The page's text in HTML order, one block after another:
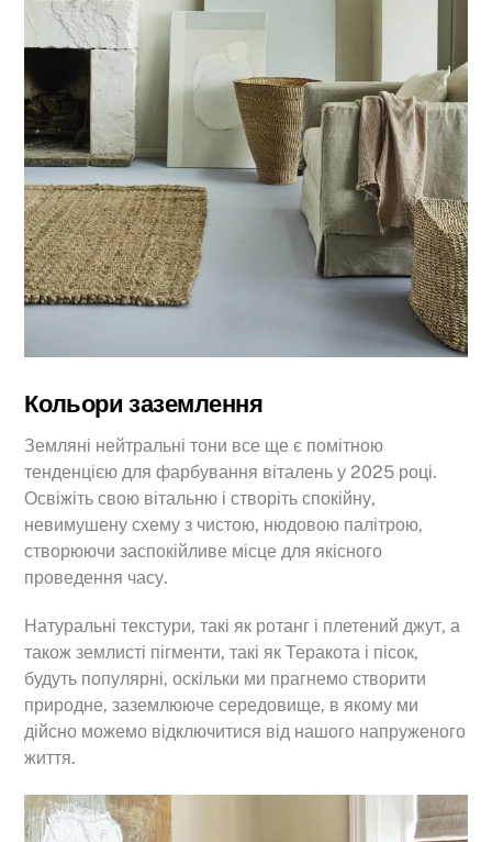
Кольори заземлення
Земляні нейтральні тони все ще є помітною
тенденцією для фарбування віталень у 2025 році.
Освіжіть свою вітальню і створіть спокійну,
невимушену схему з чистою, нюдовою палітрою,
створюючи заспокійливе місце для якісного
проведення часу.
Натуральні текстури, такі як ротанг і плетений джут, а
також землисті пігменти, такі як Теракота і пісок,
будуть популярні, оскільки ми прагнемо створити
природне, заземлююче середовище, в якому ми
дійсно можемо відключитися від нашого напруженого
життя.